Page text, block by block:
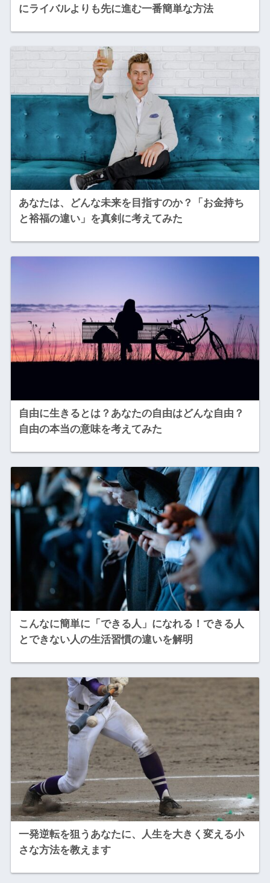
にライバルよりも先に進む一番簡単な方法
あなたは、どんな未来を目指すのか？「お金持ち
と裕福の違い」を真剣に考えてみた
自由に生きるとは？あなたの自由はどんな自由？
自由の本当の意味を考えてみた
こんなに簡単に「できる人」になれる！できる人
とできない人の生活習慣の違いを解明
一発逆転を狙うあなたに、人生を大きく変える小
さな方法を教えます